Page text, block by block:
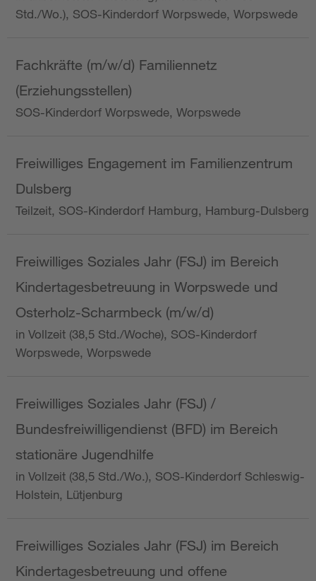
Std./Wo.), SOS-Kinderdorf Worpswede, Worpswede
Fachkräfte (m/w/d) Familiennetz
(Erziehungsstellen)
SOS-Kinderdorf Worpswede, Worpswede
Freiwilliges Engagement im Familienzentrum
Dulsberg
Teilzeit, SOS-Kinderdorf Hamburg, Hamburg-Dulsberg
Freiwilliges Soziales Jahr (FSJ) im Bereich
Kindertagesbetreuung in Worpswede und
Osterholz-Scharmbeck (m/w/d)
in Vollzeit (38,5 Std./Woche), SOS-Kinderdorf
Worpswede, Worpswede
Freiwilliges Soziales Jahr (FSJ) /
Bundesfreiwilligendienst (BFD) im Bereich
stationäre Jugendhilfe
in Vollzeit (38,5 Std./Wo.), SOS-Kinderdorf Schleswig-
Holstein, Lütjenburg
Freiwilliges Soziales Jahr (FSJ) im Bereich
Kindertagesbetreuung und offene